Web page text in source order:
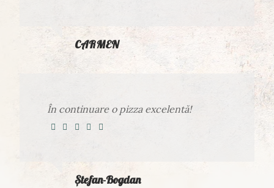
CARMEN
În continuare o pizza excelentă!
Ștefan-Bogdan